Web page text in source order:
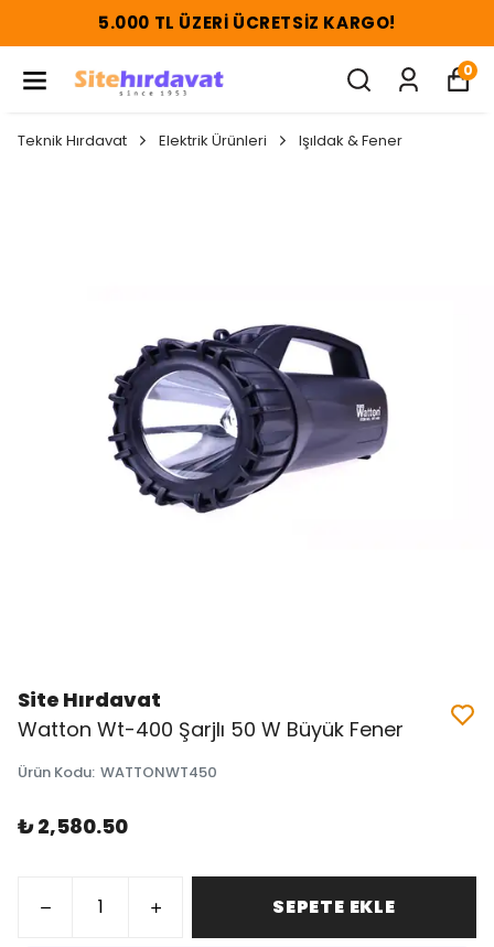
5.000 TL ÜZERI ÜCRETSIZ KARGO!
0
Teknik Hırdavat Elektrik Ürünleri Işıldak & Fener
Site Hırdavat
Watton Wt-400 Şarjlı 50 W Büyük Fener
Ürün Kodu: WATTONWT450
₺ 2,580.50
SEPETE EKLE